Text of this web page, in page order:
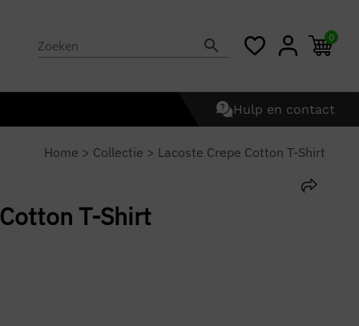
0
Hulp en contact
Home > Collectie > Lacoste Crepe Cotton T-Shirt
T-Shirt